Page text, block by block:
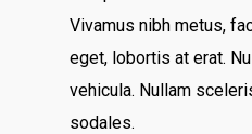
Vivamus nibh metus,
eget, lobortis at erat.
vehicula. Nullam
sodales.